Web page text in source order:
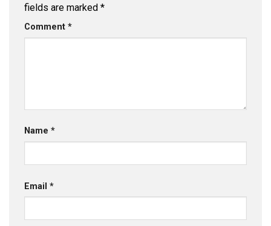
fields are marked *
Comment *
Name *
Email *